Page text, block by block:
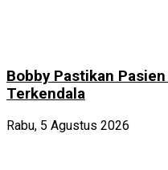
Bobby Pastikan
Terkendala
Rabu, 5 Agustus 2026